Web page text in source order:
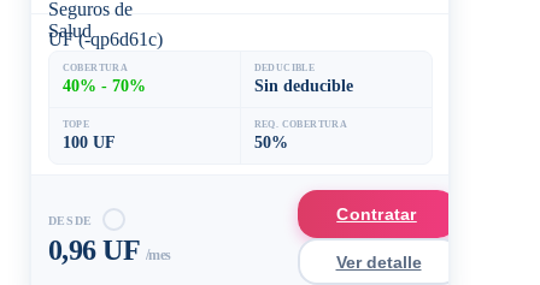
UF (-qp6d61c)
COBERTURA
40% - 70%
DEDUCIBLE
Sin deducible
TOPE
100 UF
REQ. COBERTURA
50%
DESDE
0,96 UF /mes
Contratar
Ver detalle